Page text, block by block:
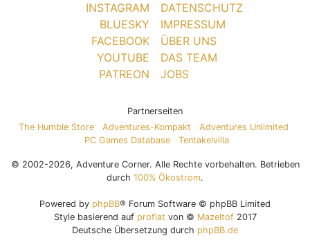
INSTAGRAM
BLUESKY
FACEBOOK
YOUTUBE
PATREON
DATENSCHUTZ
IMPRESSUM
ÜBER UNS
DAS TEAM
JOBS
Partnerseiten
The Humble Store
Adventures-Kompakt
Adventures Unlimited
PC Games Database
Tentakelvilla
© 2002-2026, Adventure Corner. Alle Rechte vorbehalten. Betrieben
durch 100% Ökostrom.
Powered by phpBB® Forum Software © phpBB Limited
Style basierend auf proflat von © Mazeltof2017
Deutsche Übersetzung durch phpBB.de